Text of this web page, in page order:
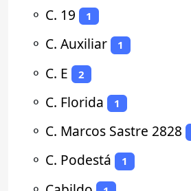
⚬ C. 19 1
⚬ C. Auxiliar 1
⚬ C. E 2
⚬ C. Florida 1
⚬ C. Marcos Sastre 2828
⚬ C. Podestá 1